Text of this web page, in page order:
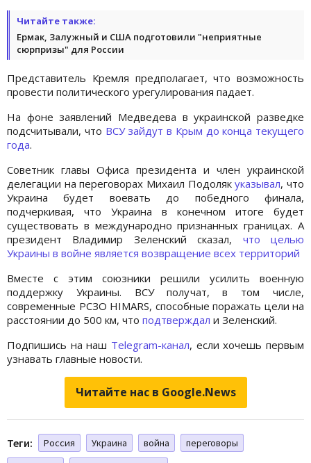
Читайте также:
Ермак, Залужный и США подготовили "неприятные
сюрпризы" для России
Представитель Кремля предполагает, что возможность
провести политического урегулирования падает.
На фоне заявлений Медведева в украинской разведке
подсчитывали, что ВСУ зайдут в Крым до конца текущего
года.
Советник главы Офиса президента и член украинской
делегации на переговорах Михаил Подолякуказывал, что
Украина будет воевать до победного финала,
подчеркивая, что Украина в конечном итоге будет
существовать в международно признанных границах. А
президент Владимир Зеленский сказал, что целью
Украины в войне является возвращение всех территорий
Вместе с этим союзники решили усилить военную
поддержку Украины. ВСУ получат, в том числе,
современные РСЗО HIMARS, способные поражать цели на
расстоянии до 500 км, что подтверждал и Зеленский.
Подпишись на наш Telegram-канал, если хочешь первым
узнавать главные новости.
Читайте нас в Google.News
Теги: Россия Украина война
переговоры